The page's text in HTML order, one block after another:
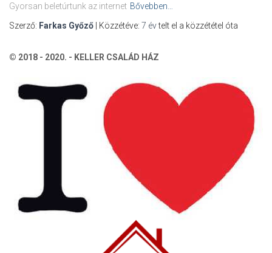
Gyorsan beletúrtunk az internet Bővebben…
Szerző: Farkas Győző | Közzétéve: 7 évtelt el a közzététel óta
© 2018 - 2020. - KELLER CSALÁD HÁZ